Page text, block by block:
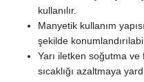
kullanılır.
Manyetik kullanım
şekilde
Yarı iletken soğutma ve
sıcaklığı azaltmaya